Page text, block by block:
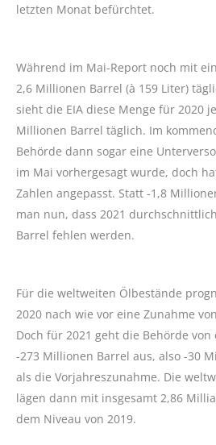
letzten Monat befürchtet.
Während im Mai-Report noch mit
2,6 Millionen Barrel (à 159 Liter)
sieht die EIA diese Menge für 2020
Millionen Barrel täglich. Im
Behörde dann sogar eine
im Mai vorhergesagt wurde, doch
Zahlen angepasst. Statt -1,8
man nun, dass 2021
Barrel fehlen werden.
Für die weltweiten Ölbestände
2020 nach wie vor eine Zunahme
Doch für 2021 geht die Behörde
-273 Millionen Barrel aus, also -30
als die Vorjahreszunahme. Die
lägen dann mit insgesamt 2,86
dem Niveau von 2019.